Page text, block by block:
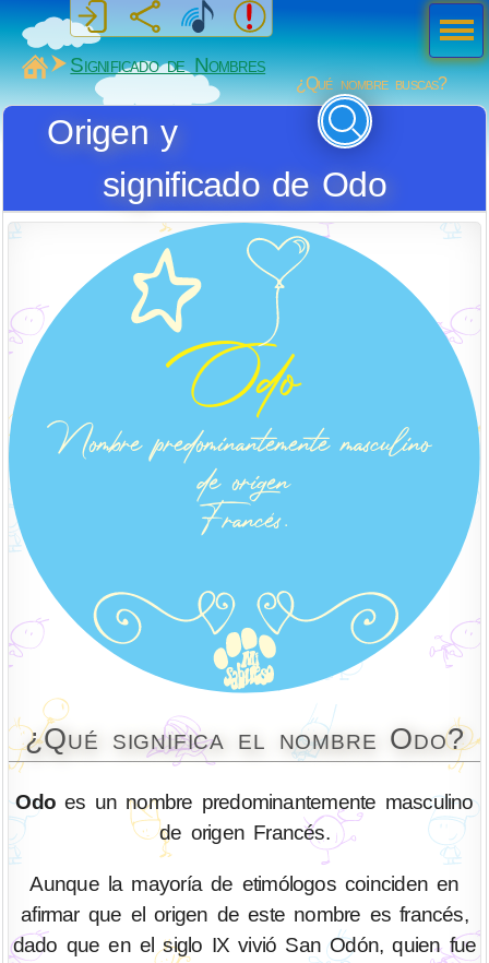
MiSabueso
Significado de Nombres
¿Qué nombre buscas?
Origen y
significado de Odo
¿Qué significa el nombre Odo?
Odoes un nombre predominantemente masculino
de origen Francés.
Aunque la mayoría de etimólogos coinciden en
afirmar que el origen de este nombre es francés,
dado que en el siglo IX vivió San Odón, quien fue
Men
ú